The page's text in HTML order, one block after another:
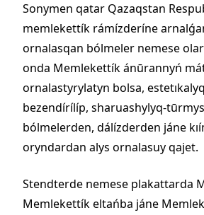
Sonymen qatar Qazaqstan
memlekettík rámízderíne
ornalasqan bólmeler nemese
onda Memlekettík ánūrannyń
ornalastyrylatyn bolsa,
bezendírílíp, sharuashylyq-
bólmelerden, dálízderden jáne
oryndardan alys ornalasuy qajet.
Stendterde nemese plakattarda
Memlekettík eltańba jáne